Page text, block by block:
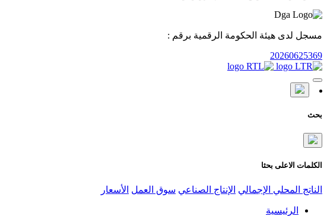
مسجل لدى هيئة الحكومة الرقمية برقم :
20260625369
بحث
الكلمات الاعلى بحثا
الناتج المحلي الإجمالي الإنتاج الصناعي سوق العمل الأسعار
الرئيسية